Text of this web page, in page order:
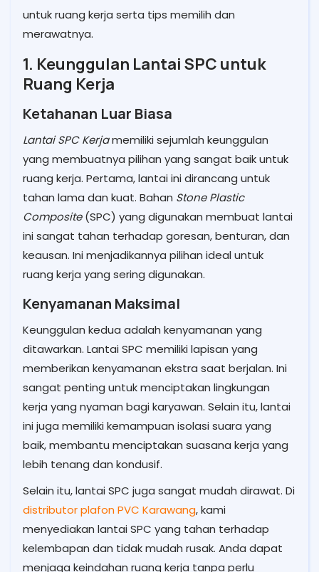
untuk ruang kerja serta tips memilih dan
merawatnya.
1. Keunggulan Lantai SPC untuk
Ruang Kerja
Ketahanan Luar Biasa
Lantai SPC Kerjamemiliki sejumlah keunggulan
yang membuatnya pilihan yang sangat baik untuk
ruang kerja. Pertama, lantai ini dirancang untuk
tahan lama dan kuat. Bahan Stone Plastic
Composite(SPC) yang digunakan membuat lantai
ini sangat tahan terhadap goresan, benturan, dan
keausan. Ini menjadikannya pilihan ideal untuk
ruang kerja yang sering digunakan.
Kenyamanan Maksimal
Keunggulan kedua adalah kenyamanan yang
ditawarkan. Lantai SPC memiliki lapisan yang
memberikan kenyamanan ekstra saat berjalan. Ini
sangat penting untuk menciptakan lingkungan
kerja yang nyaman bagi karyawan. Selain itu, lantai
ini juga memiliki kemampuan isolasi suara yang
baik, membantu menciptakan suasana kerja yang
lebih tenang dan kondusif.
Selain itu, lantai SPC juga sangat mudah dirawat. Di
distributor plafon PVC Karawang, kami
menyediakan lantai SPC yang tahan terhadap
kelembapan dan tidak mudah rusak. Anda dapat
menjaga keindahan ruang kerja tanpa perlu